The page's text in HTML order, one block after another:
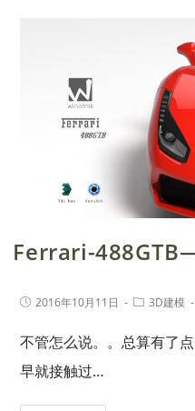
Ferrari-
2016年10月11日 3D建模
不管怎么说。。总算有了
早就接触过…